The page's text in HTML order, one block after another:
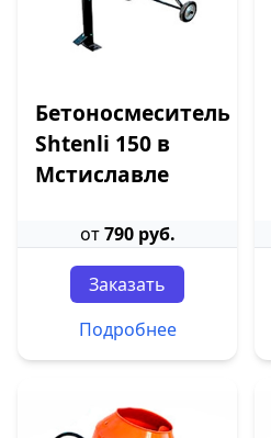
Бетоносмеситель
Shtenli 150 в
Мстиславле
от790 руб.
Заказать
Подробнее